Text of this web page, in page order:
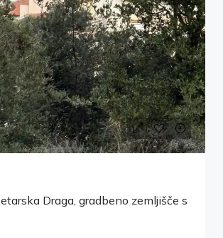
Draga, gradbeno zemljišče s